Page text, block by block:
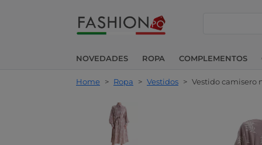
NOVEDADES ROPA COMPLEMENTOS
Home > Ropa > Vestidos > Vestido camisero